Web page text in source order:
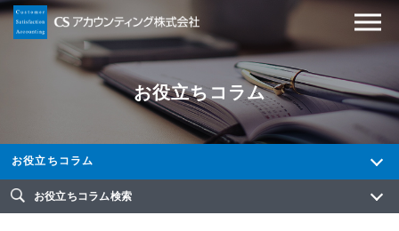
お役立ちコラム
お役立ちコラム
お役立ちコラム検索